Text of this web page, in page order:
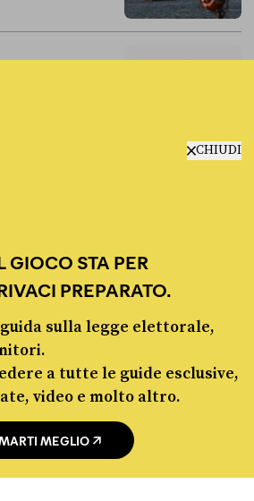
CHIUDI
GIOCO STA PER
PREPARATO.
sulla legge elettorale,
a tutte le guide esclusive,
video e molto altro.
MEGLIO
non ha
non ha convinto l’Unione europea
e informazione
dal 2012.